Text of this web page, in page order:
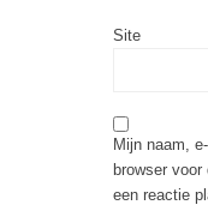
Site
Mijn naam,
browser
een reactie